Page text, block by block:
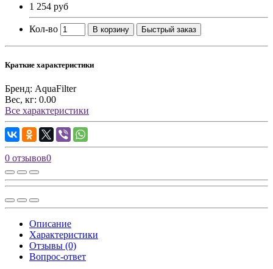
1 254 руб
Кол-во В корзину Быстрый заказ
Краткие характеристики
Бренд: AquaFilter
Вес, кг: 0.00
Все характеристики
0 отзывов0
Описание
Характеристики
Отзывы (0)
Вопрос-ответ